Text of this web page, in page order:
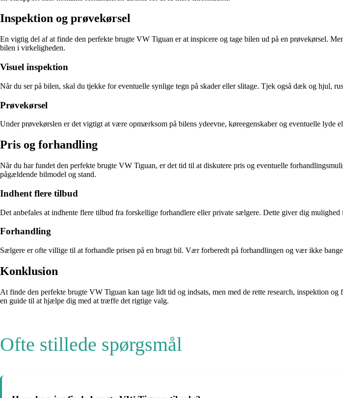
Inspektion og prøvekørsel
En vigtig del af at finde den perfekte brugte VW Tiguan er at inspicere og tage bilen ud på en prøvekørsel.
bilen i virkeligheden.
Visuel inspektion
Når du ser på bilen, skal du tjekke for eventuelle synlige tegn på skader eller slitage. Tjek også dæk og hjul,
Prøvekørsel
Under prøvekørslen er det vigtigt at være opmærksom på bilens ydeevne, køreegenskaber og eventuelle
Pris og forhandling
Når du har fundet den perfekte brugte VW Tiguan, er det tid til at diskutere pris og eventuelle
pågældende bilmodel og stand.
Indhent flere tilbud
Det anbefales at indhente flere tilbud fra forskellige forhandlere eller private sælgere. Dette giver dig
Forhandling
Sælgere er ofte villige til at forhandle prisen på en brugt bil. Vær forberedt på forhandlingen og vær ikke
Konklusion
At finde den perfekte brugte VW Tiguan kan tage lidt tid og indsats, men med de rette research, inspektion
en guide til at hjælpe dig med at træffe det rigtige valg.
Ofte stillede spørgsmål